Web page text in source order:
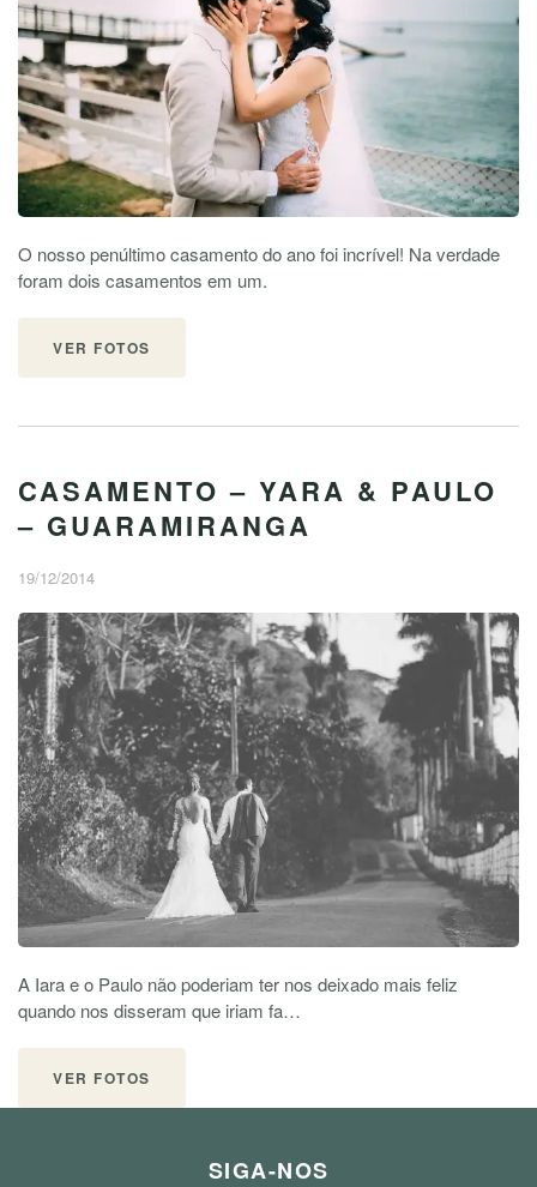
O nosso penúltimo casamento do ano foi incrível! Na verdade
foram dois casamentos em um.
VER FOTOS
CASAMENTO – YARA & PAULO
– GUARAMIRANGA
19/12/2014
A Iara e o Paulo não poderiam ter nos deixado mais feliz
quando nos disseram que iriam fa…
VER FOTOS
SIGA-NOS